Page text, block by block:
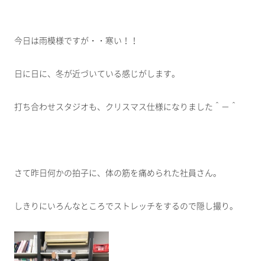
今日は雨模様ですが・・寒い！！
日に日に、冬が近づいている感じがします。
打ち合わせスタジオも、クリスマス仕様になりました＾－＾
さて昨日何かの拍子に、体の筋を痛められた社員さん。
しきりにいろんなところでストレッチをするので隠し撮り。